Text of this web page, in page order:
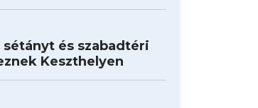
és szabadtéri
Keszthelyen